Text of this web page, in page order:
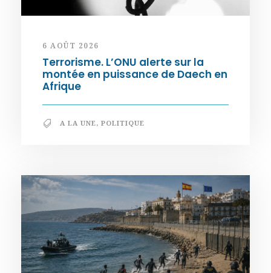
6 AOÛT 2026
Terrorisme. L’ONU alerte sur la
montée en puissance de Daech en
Afrique
A LA UNE, POLITIQUE